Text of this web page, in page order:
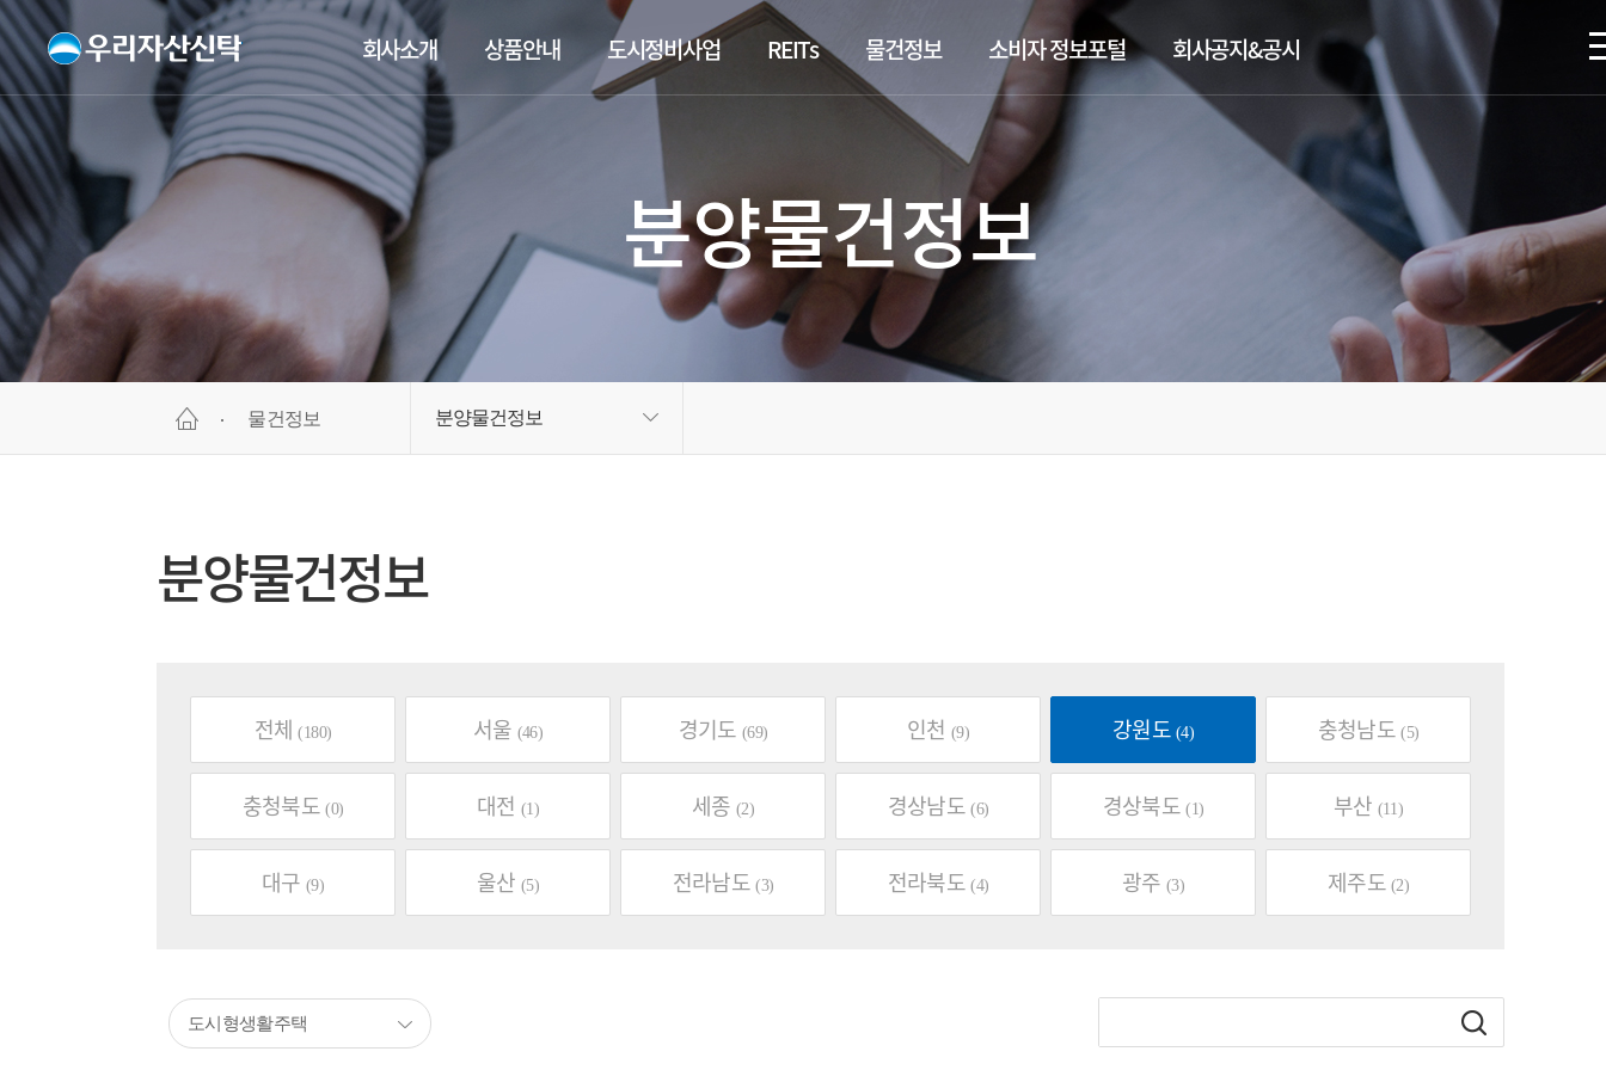
회사소개 상품안내 도시정비사업 REITs 물건정보 소비자 정보포털 회사공지&공시
분양물건정보
물건정보 분양물건정보
분양물건정보
전체 (180) 서울 (46) 경기도 (69) 인천 (9) 강원도 (4) 충청남도 (5)
충청북도 (0) 대전 (1) 세종 (2) 경상남도 (6) 경상북도 (1) 부산 (11)
대구 (9) 울산 (5) 전라남도 (3) 전라북도 (4) 광주 (3) 제주도 (2)
도시형생활주택